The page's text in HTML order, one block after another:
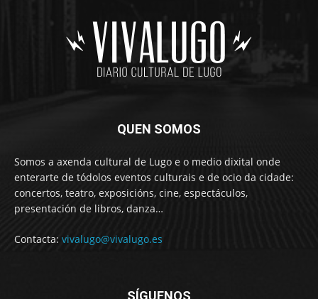
QUEN SOMOS
Somos a axenda cultural de Lugo e o medio dixital onde
enterarte de tódolos eventos culturais e de ocio da cidade:
concertos, teatro, exposicións, cine, espectáculos,
presentación de libros, danza…
Contacta: vivalugo@vivalugo.es
SÍGUENOS